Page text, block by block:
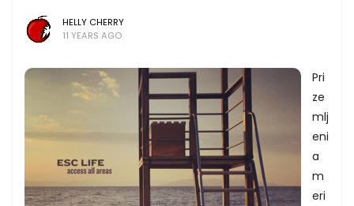
HELLY CHERRY
11 YEARS AGO
Pri
ze
mlj
eni
a
m
eri